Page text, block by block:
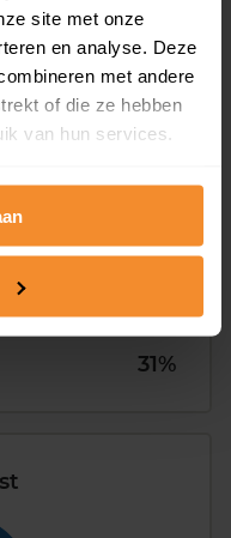
site met onze
en analyse. Deze
met andere
of die ze hebben
van hun services.
37%
31%